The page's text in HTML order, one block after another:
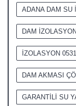
ADANA DAM SU
DAM
İZOLASYON
DAM AKMASI
GARANTİLİ SU